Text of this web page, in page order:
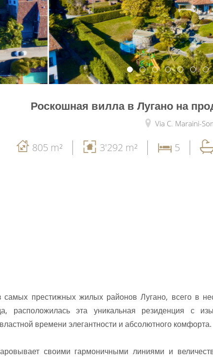
Роскошная вилла в Лугано на
Via C. Maraini-
805 m² 3'292 m² 5
престижных жилых районов Лугано, всего в
расположилась эта уникальная резиденция с
времени элегантности и абсолютного комфорта.
своими гармоничными линиями и